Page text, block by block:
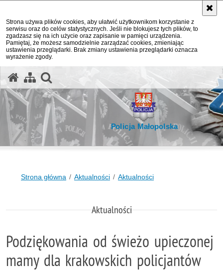
Strona używa plików cookies, aby ułatwić użytkownikom korzystanie z
serwisu oraz do celów statystycznych. Jeśli nie blokujesz tych plików, to
zgadzasz się na ich użycie oraz zapisanie w pamięci urządzenia.
Pamiętaj, że możesz samodzielnie zarządzać cookies, zmieniając
ustawienia przeglądarki. Brak zmiany ustawienia przeglądarki oznacza
wyrażenie zgody.
Policja Małopolska
Strona główna Aktualności Aktualności
Aktualności
Podziękowania od świeżo upieczonej
mamy dla krakowskich policjantów